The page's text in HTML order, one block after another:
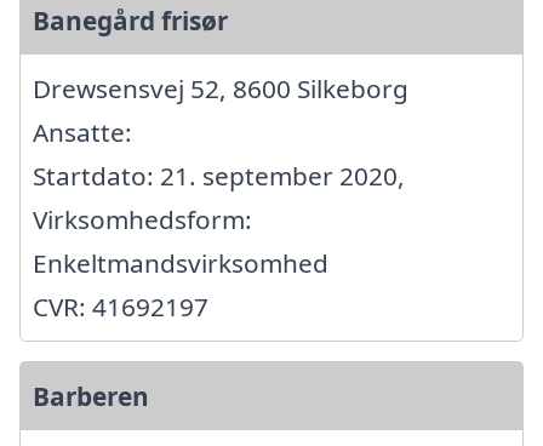
Banegård frisør
Drewsensvej 52, 8600 Silkeborg
Ansatte:
Startdato: 21. september 2020,
Virksomhedsform:
Enkeltmandsvirksomhed
CVR: 41692197
Barberen